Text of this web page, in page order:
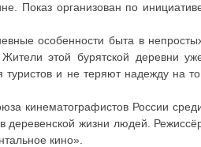
Показ организован по
особенности быта в
этой бурятской деревни
туристов и не теряют надежду на то,
кинематографистов России
деревенской жизни людей.
кино».